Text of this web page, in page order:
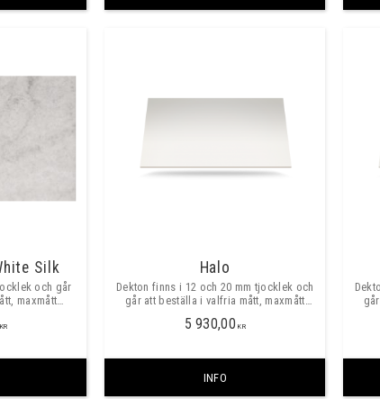
Silk
och går
maxmått
KR
Halo
Dekton finns i 12 och 20 mm tjocklek och
går att beställa i valfria mått, maxmått
5 930,00 KR
INFO